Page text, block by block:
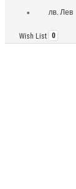
лв. Лев
Wish List 0